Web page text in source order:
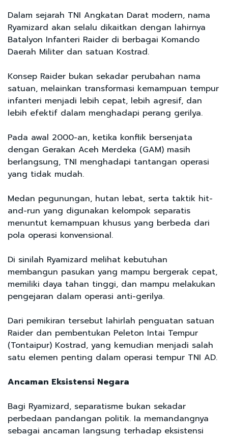
Dalam sejarah TNI Angkatan Darat modern, nama
Ryamizard akan selalu dikaitkan dengan lahirnya
Batalyon Infanteri Raider di berbagai Komando
Daerah Militer dan satuan Kostrad.
Konsep Raider bukan sekadar perubahan nama
satuan, melainkan transformasi kemampuan tempur
infanteri menjadi lebih cepat, lebih agresif, dan
lebih efektif dalam menghadapi perang gerilya.
Pada awal 2000-an, ketika konflik bersenjata
dengan Gerakan Aceh Merdeka (GAM) masih
berlangsung, TNI menghadapi tantangan operasi
yang tidak mudah.
Medan pegunungan, hutan lebat, serta taktik hit-
and-run yang digunakan kelompok separatis
menuntut kemampuan khusus yang berbeda dari
pola operasi konvensional.
Di sinilah Ryamizard melihat kebutuhan
membangun pasukan yang mampu bergerak cepat,
memiliki daya tahan tinggi, dan mampu melakukan
pengejaran dalam operasi anti-gerilya.
Dari pemikiran tersebut lahirlah penguatan satuan
Raider dan pembentukan Peleton Intai Tempur
(Tontaipur) Kostrad, yang kemudian menjadi salah
satu elemen penting dalam operasi tempur TNI AD.
Ancaman Eksistensi Negara
Bagi Ryamizard, separatisme bukan sekadar
perbedaan pandangan politik. Ia memandangnya
sebagai ancaman langsung terhadap eksistensi